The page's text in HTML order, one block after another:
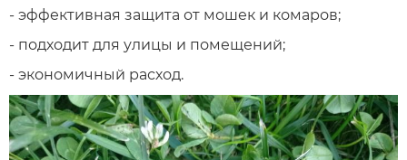
- эффективная защита от мошек и комаров;
- подходит для улицы и помещений;
- экономичный расход.